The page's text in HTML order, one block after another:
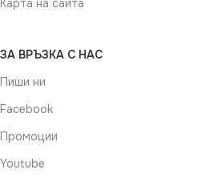
Карта на сайта
ЗА ВРЪЗКА С НАС
Пиши ни
Facebook
Промоции
Youtube